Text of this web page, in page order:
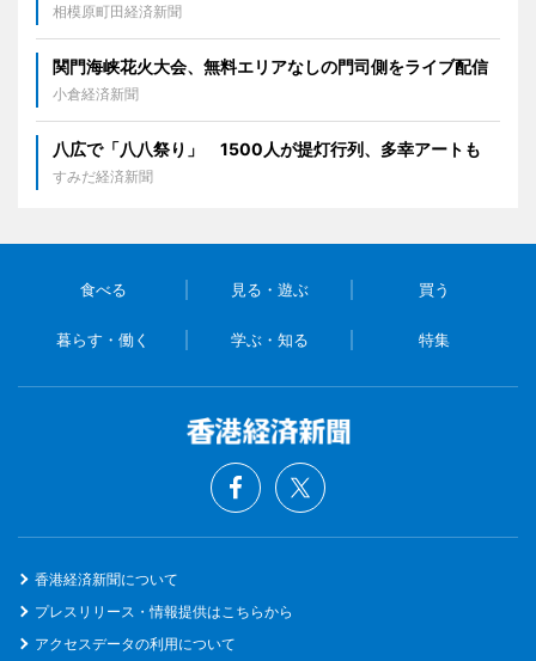
相模原町田経済新聞
関門海峡花火大会、無料エリアなしの門司側をライブ配信
小倉経済新聞
八広で「八八祭り」 1500人が提灯行列、多幸アートも
すみだ経済新聞
食べる 見る・遊ぶ 買う
暮らす・働く 学ぶ・知る 特集
香港経済新聞について
プレスリリース・情報提供はこちらから
アクセスデータの利用について